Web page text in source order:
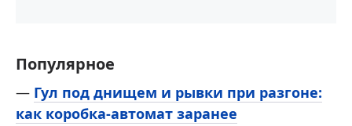
Популярное
— Гул под днищем и рывки при разгоне:
как коробка-автомат заранее